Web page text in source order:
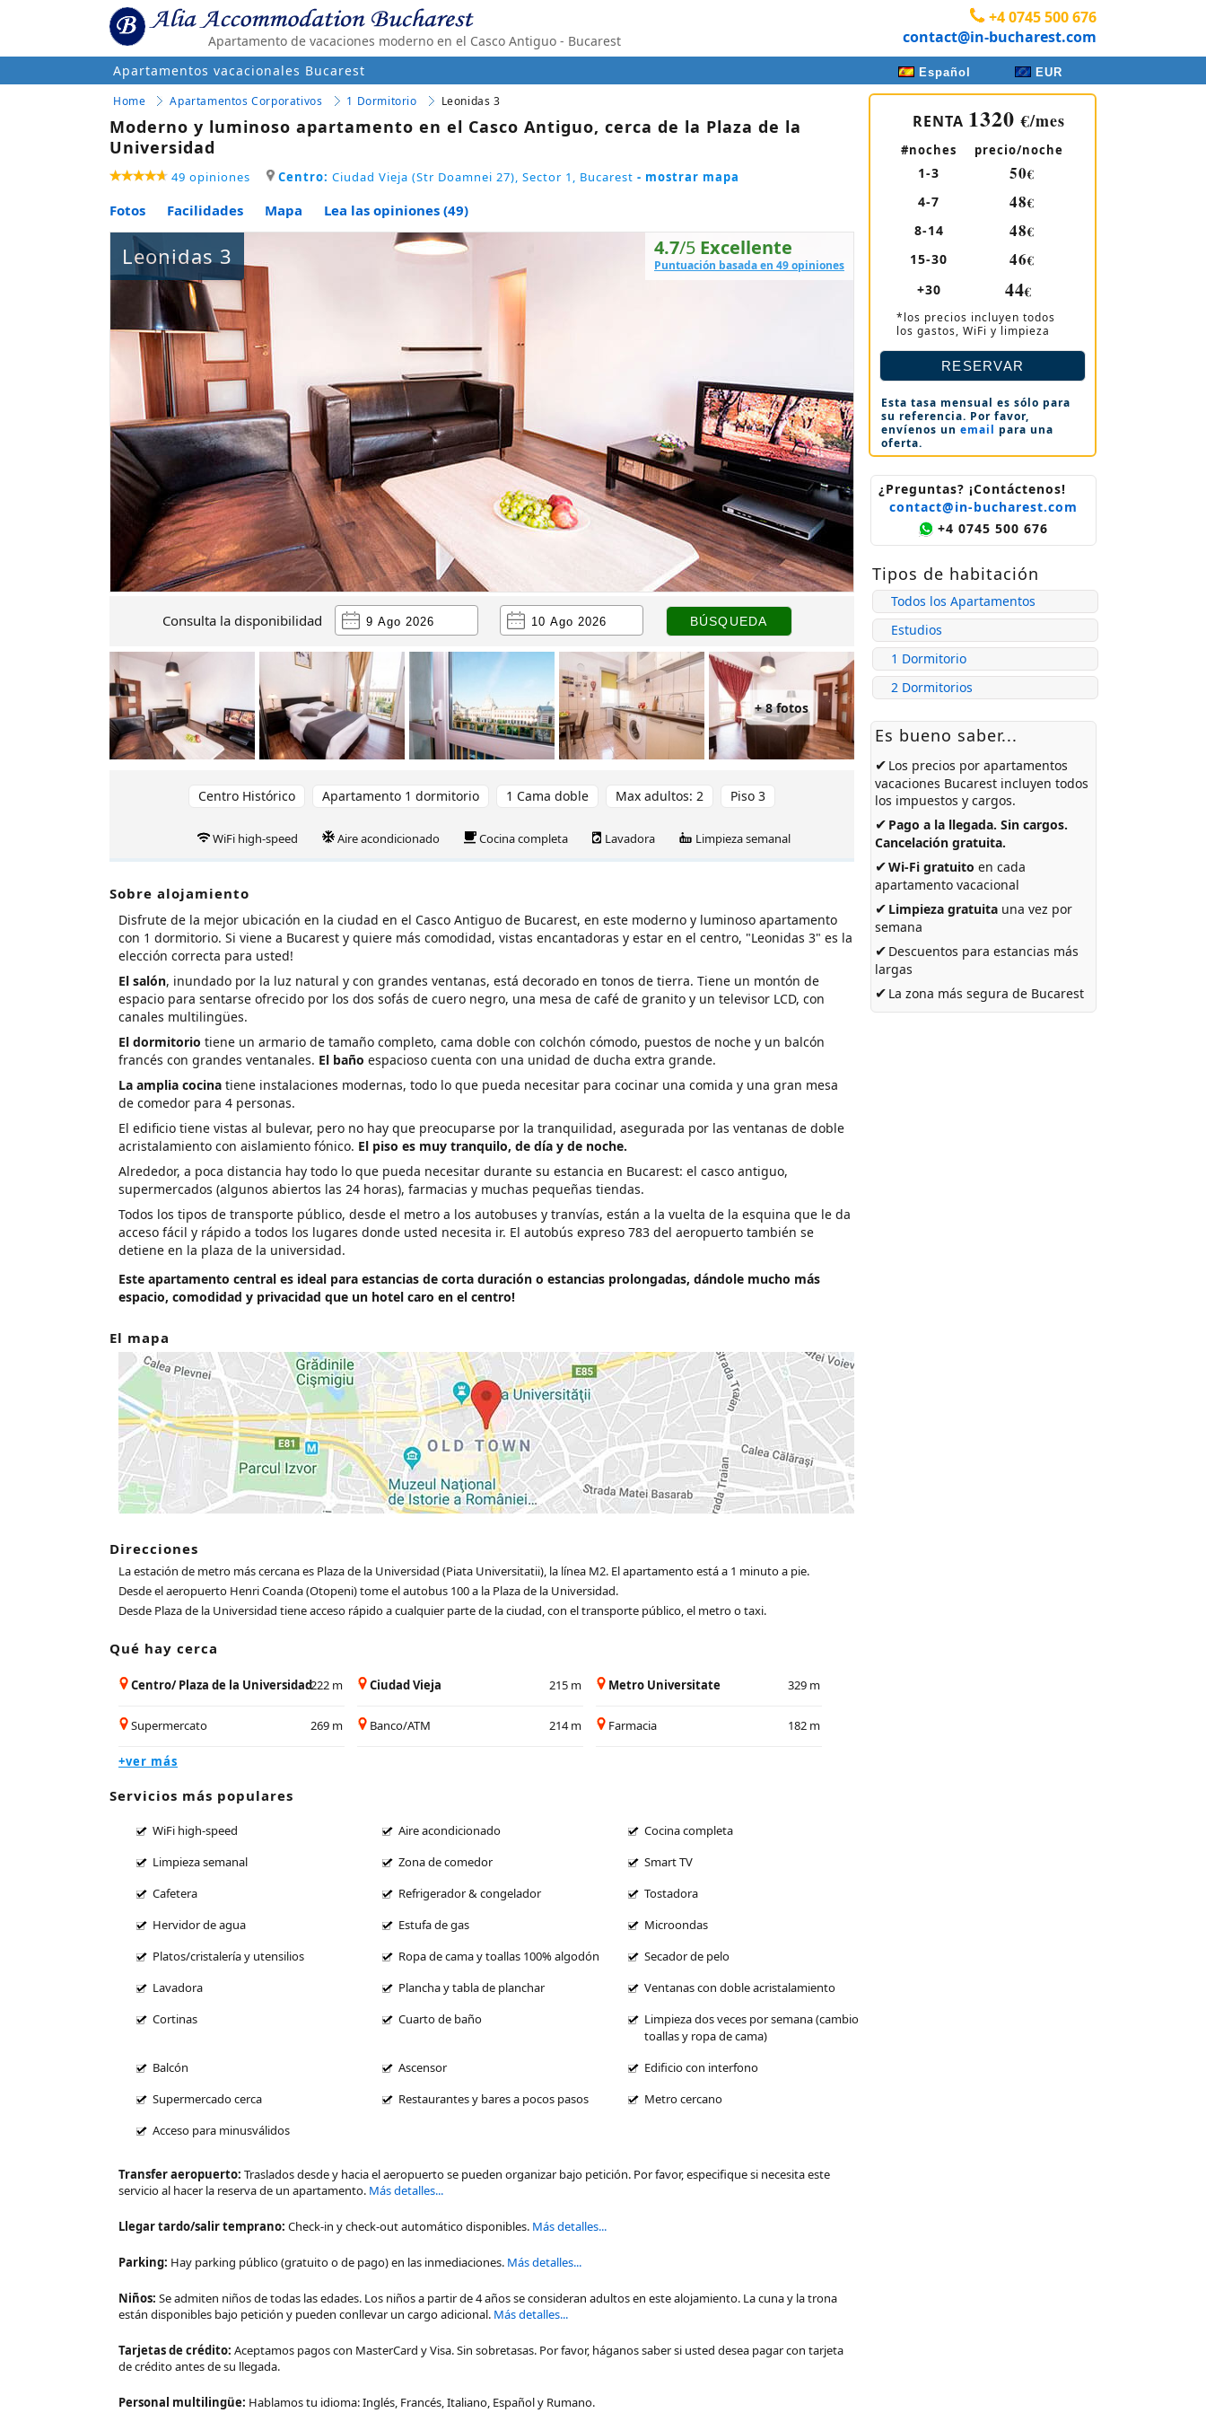
Apartamento de vacaciones moderno en el Casco Antiguo - Bucarest
+4 0745 500 676
contact@in-bucharest.com
Apartamentos vacacionales Bucarest Español EUR
Home Apartamentos Corporativos 1 Dormitorio Leonidas 3
Moderno y luminoso apartamento en el Casco Antiguo, cerca de la Plaza de la
Universidad
49 opiniones Centro: Ciudad Vieja (Str Doamnei 27), Sector 1, Bucarest - mostrar mapa
Fotos Facilidades Mapa Lea las opiniones (49)
Leonidas 3 4.7/5 Excellente
Puntuación basada en 49 opiniones
Consulta la disponibilidad
+ 8 fotos
Centro Histórico Apartamento 1 dormitorio 1 Cama doble Max adultos: 2 Piso 3
WiFi high-speed Aire acondicionado Cocina completa Lavadora Limpieza semanal
Sobre alojamiento
Disfrute de la mejor ubicación en la ciudad en el Casco Antiguo de Bucarest, en este moderno y luminoso apartamento
con 1 dormitorio. Si viene a Bucarest y quiere más comodidad, vistas encantadoras y estar en el centro, "Leonidas 3" es la
elección correcta para usted!
El salón, inundado por la luz natural y con grandes ventanas, está decorado en tonos de tierra. Tiene un montón de
espacio para sentarse ofrecido por los dos sofás de cuero negro, una mesa de café de granito y un televisor LCD, con
canales multilingües.
El dormitorio tiene un armario de tamaño completo, cama doble con colchón cómodo, puestos de noche y un balcón
francés con grandes ventanales. El baño espacioso cuenta con una unidad de ducha extra grande.
La amplia cocina tiene instalaciones modernas, todo lo que pueda necesitar para cocinar una comida y una gran mesa
de comedor para 4 personas.
El edificio tiene vistas al bulevar, pero no hay que preocuparse por la tranquilidad, asegurada por las ventanas de doble
acristalamiento con aislamiento fónico. El piso es muy tranquilo, de día y de noche.
Alrededor, a poca distancia hay todo lo que pueda necesitar durante su estancia en Bucarest: el casco antiguo,
supermercados (algunos abiertos las 24 horas), farmacias y muchas pequeñas tiendas.
Todos los tipos de transporte público, desde el metro a los autobuses y tranvías, están a la vuelta de la esquina que le da
acceso fácil y rápido a todos los lugares donde usted necesita ir. El autobús expreso 783 del aeropuerto también se
detiene en la plaza de la universidad.
Este apartamento central es ideal para estancias de corta duración o estancias prolongadas, dándole mucho más
espacio, comodidad y privacidad que un hotel caro en el centro!
El mapa
Direcciones
La estación de metro más cercana es Plaza de la Universidad (Piata Universitatii), la línea M2. El apartamento está a 1 minuto a pie.
Desde el aeropuerto Henri Coanda (Otopeni) tome el autobus 100 a la Plaza de la Universidad.
Desde Plaza de la Universidad tiene acceso rápido a cualquier parte de la ciudad, con el transporte público, el metro o taxi.
Qué hay cerca
Centro/ Plaza de la Universidad222 m Ciudad Vieja 215 m Metro Universitate 329 m
Supermercato 269 m Banco/ATM 214 m Farmacia 182 m
+ver más
Servicios más populares
WiFi high-speed Aire acondicionado
Cocina completa
Limpieza semanal
Zona de comedor
Smart TV
Cafetera
Refrigerador & congelador
Tostadora
Hervidor de agua
Estufa de gas
Microondas
Platos/cristalería y utensilios
Ropa de cama y toallas 100% algodón
Secador de pelo
Lavadora
Plancha y tabla de planchar
Ventanas con doble acristalamiento
Cortinas
Cuarto de baño
Limpieza dos veces por semana (cambio
toallas y ropa de cama)
Balcón
Ascensor
Edificio con interfono
Supermercado cerca
Restaurantes y bares a pocos pasos
Metro cercano
Acceso para minusválidos
Transfer aeropuerto: Traslados desde y hacia el aeropuerto se pueden organizar bajo petición. Por favor, especifique si necesita este
servicio al hacer la reserva de un apartamento. Más detalles...
Llegar tardo/salir temprano: Check-in y check-out automático disponibles. Más detalles...
Parking: Hay parking público (gratuito o de pago) en las inmediaciones. Más detalles...
Niños: Se admiten niños de todas las edades. Los niños a partir de 4 años se consideran adultos en este alojamiento. La cuna y la trona
están disponibles bajo petición y pueden conllevar un cargo adicional. Más detalles...
Tarjetas de crédito: Aceptamos pagos con MasterCard y Visa. Sin sobretasas. Por favor, háganos saber si usted desea pagar con tarjeta
de crédito antes de su llegada.
Personal multilingüe: Hablamos tu idioma: Inglés, Francés, Italiano, Español y Rumano.
RENTA 1320€/mes
#noches precio/noche
1-3 50€
4-7 48€
8-14 48€
15-30 46€
+30 44€
*los precios incluyen todos
los gastos, WiFi y limpieza
Esta tasa mensual es sólo para
su referencia. Por favor,
envíenos un email para una
oferta.
¿Preguntas? ¡Contáctenos!
contact@in-bucharest.com
+4 0745 500 676
Tipos de habitación
Todos los Apartamentos
Estudios
1 Dormitorio
2 Dormitorios
Es bueno saber...
✔ Los precios por apartamentos
vacaciones Bucarest incluyen todos
los impuestos y cargos.
✔ Pago a la llegada. Sin cargos.
Cancelación gratuita.
✔Wi-Fi gratuito en cada
apartamento vacacional
✔ Limpieza gratuita una vez por
semana
✔ Descuentos para estancias más
largas
✔ La zona más segura de Bucarest